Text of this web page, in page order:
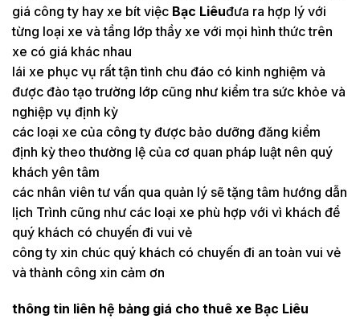
giá công ty hay xe bít việc Bạc Liêuđưa ra hợp lý với
từng loại xe và tầng lớp thầy xe với mọi hình thức trên
xe có giá khác nhau
lái xe phục vụ rất tận tình chu đáo có kinh nghiệm và
được đào tạo trường lớp cũng như kiểm tra sức khỏe và
nghiệp vụ định kỳ
các loại xe của công ty được bảo dưỡng đăng kiểm
định kỳ theo thường lệ của cơ quan pháp luật nên quý
khách yên tâm
các nhân viên tư vấn qua quản lý sẽ tặng tâm hướng dẫn
lịch Trình cũng như các loại xe phù hợp với vì khách để
quý khách có chuyến đi vui vẻ
công ty xin chúc quý khách có chuyến đi an toàn vui vẻ
và thành công xin cảm ơn
thông tin liên hệ bảng giá cho thuê xe Bạc Liêu